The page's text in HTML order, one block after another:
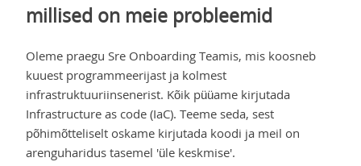
millised on meie probleemid
Oleme praegu Sre Onboarding Teamis, mis koosneb
kuuest programmeerijast ja kolmest
infrastruktuuriinsenerist. Kõik püüame kirjutada
Infrastructure as code (IaC). Teeme seda, sest
põhimõtteliselt oskame kirjutada koodi ja meil on
arenguharidus tasemel 'üle keskmise'.